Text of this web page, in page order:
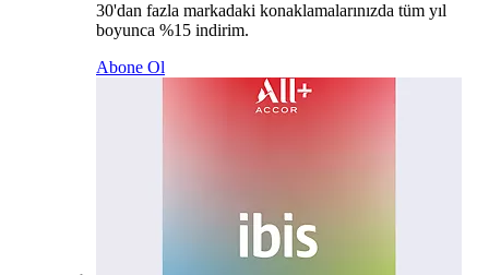
30'dan fazla markadaki konaklamalarınızda tüm yıl
boyunca %15 indirim.
Abone Ol